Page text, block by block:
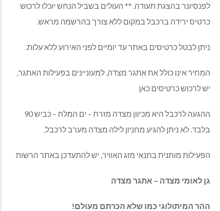
לפנסיונר בהצגת תעודה. ** העולים בשביל הנחש יוכלו לרכוש
כרטיס ירידה ברכבל במקום ללא צורך בהרשמה מראש.
ניתן לבטל כרטיסים באתר עד יומיים לפני האירוע ללא עלות.
המחיר אינו כולל את אתגר מצדה, למעוניינים בפעילות האתגר,
יש לרכוש כרטיסים כאן
ההגעה לרכבל היא מכיוון מצדה מזרח – ים המלח – כביש 90
בלבד. לא ניתן להגיע מחניון לילה מצדה מערב לרכבל.
הפעילות מותנית בתנאי מזג האוויר, יש להתעדכן באתר הרשות
גן לאומי מצדה – אתגר מצדה
ההר המיתולוגי כמו שלא הכרתם מעולם!